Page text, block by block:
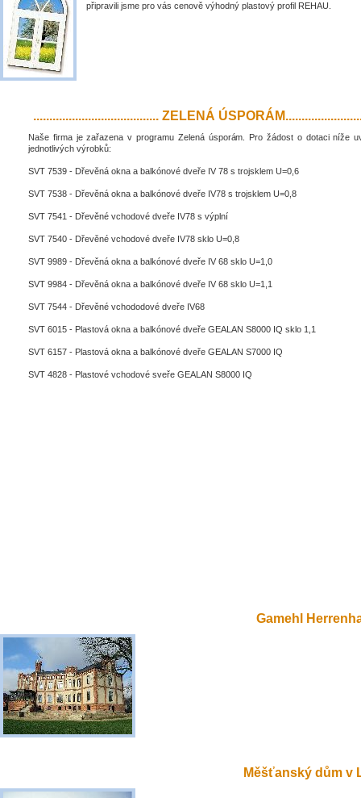
připravili jsme pro vás cenově výhodný plastový profil REHAU.
....................................... ZELENÁ
Naše firma je zařazena v programu Zelená úsporám. Pro žádost o dotaci níže
jednotlivých výrobků:
SVT 7539 - Dřevěná okna a balkónové dveře IV 78 s trojsklem U=0,6
SVT 7538 - Dřevěná okna a balkónové dveře IV78 s trojsklem U=0,8
SVT 7541 - Dřevěné vchodové dveře IV78 s výplní
SVT 7540 - Dřevěné vchodové dveře IV78 sklo U=0,8
SVT 9989 - Dřevěná okna a balkónové dveře IV 68 sklo U=1,0
SVT 9984 - Dřevěná okna a balkónové dveře IV 68 sklo U=1,1
SVT 7544 - Dřevěné vchododové dveře IV68
SVT 6015 - Plastová okna a balkónové dveře GEALAN S8000 IQ sklo 1,1
SVT 6157 - Plastová okna a balkónové dveře GEALAN S7000 IQ
SVT 4828 - Plastové vchodové sveře GEALAN S8000 IQ
Gamehl
Měšťanský dům v